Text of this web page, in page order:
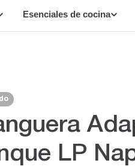
Esenciales de cocina
LP